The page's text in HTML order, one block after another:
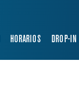
HORARIOS DROP-IN